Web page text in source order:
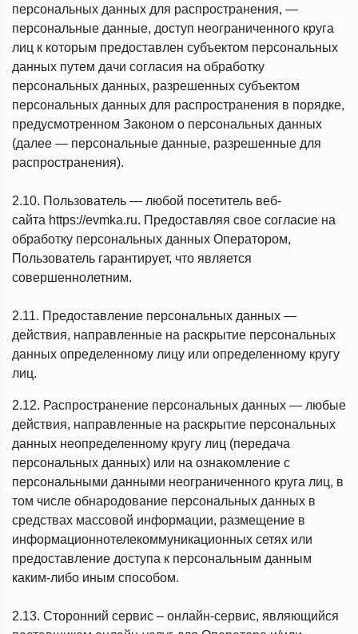
персональных данных для распространения, —
персональные данные, доступ неограниченного круга
лиц к которым предоставлен субъектом персональных
данных путем дачи согласия на обработку
персональных данных, разрешенных субъектом
персональных данных для распространения в порядке,
предусмотренном Законом о персональных данных
(далее — персональные данные, разрешенные для
распространения).
2.10. Пользователь — любой посетитель веб-
сайта https://evmka.ru. Предоставляя свое согласие на
обработку персональных данных Оператором,
Пользователь гарантирует, что является
совершеннолетним.
2.11. Предоставление персональных данных —
действия, направленные на раскрытие персональных
данных определенному лицу или определенному кругу
лиц.
2.12. Распространение персональных данных — любые
действия, направленные на раскрытие персональных
данных неопределенному кругу лиц (передача
персональных данных) или на ознакомление с
персональными данными неограниченного круга лиц, в
том числе обнародование персональных данных в
средствах массовой информации, размещение в
информационнотелекоммуникационных сетях или
предоставление доступа к персональным данным
каким-либо иным способом.
2.13. Сторонний сервис – онлайн-сервис, являющийся